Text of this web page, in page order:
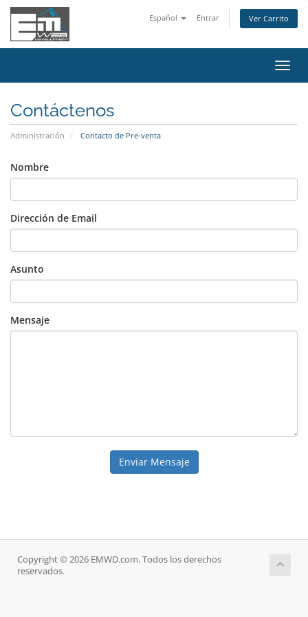
Español Entrar Ver Carrito
Contáctenos
Administración Contacto de Pre-venta
Nombre
Dirección de Email
Asunto
Mensaje
Enviar Mensaje
Copyright © 2026 EMWD.com. Todos los derechos
reservados.